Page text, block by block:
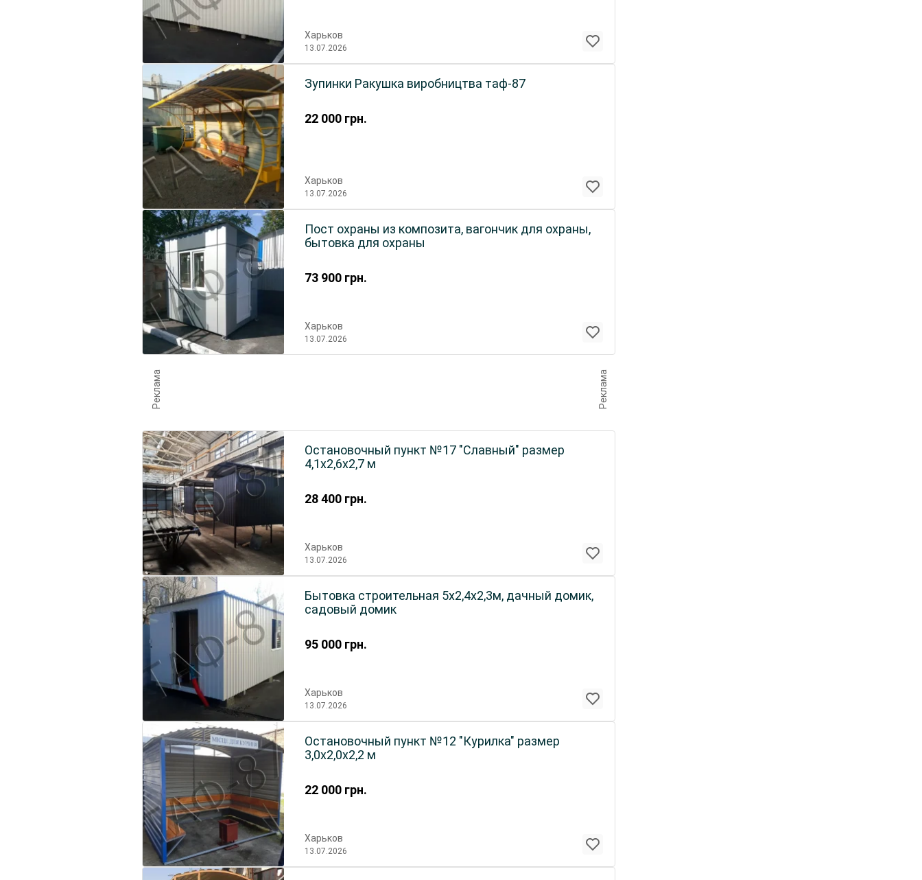
Харьков
13.07.2026
22 000 грн.
Зупинки Ракушка виробництва таф-87
Харьков
13.07.2026
73 900 грн.
Пост охраны из композита, вагончик для охраны,
бытовка для охраны
Харьков
13.07.2026
Реклама Реклама
28 400 грн.
Остановочный пункт №17 "Славный" размер
4,1х2,6х2,7 м
Харьков
13.07.2026
95 000 грн.
Бытовка строительная 5х2,4х2,3м, дачный домик,
садовый домик
Харьков
13.07.2026
22 000 грн.
Остановочный пункт №12 "Курилка" размер
3,0х2,0х2,2 м
Харьков
13.07.2026